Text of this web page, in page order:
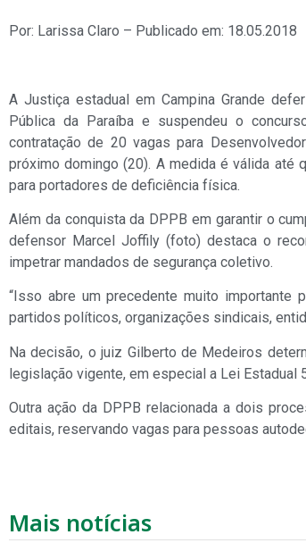
Por: Larissa Claro – Publicado em: 18.05.2018
A Justiça estadual em Campina Grande
Pública da Paraíba e suspendeu o
contratação de 20 vagas para
próximo domingo (20). A medida é válida até
para portadores de deficiência física.
Além da conquista da DPPB em garantir o
defensor Marcel Joffily (foto) destaca o
impetrar mandados de segurança coletivo.
“Isso abre um precedente muito importante
partidos políticos, organizações sindicais,
Na decisão, o juiz Gilberto de Medeiros
legislação vigente, em especial a Lei Estadual
Outra ação da DPPB relacionada a dois
editais, reservando vagas para pessoas
Mais notícias